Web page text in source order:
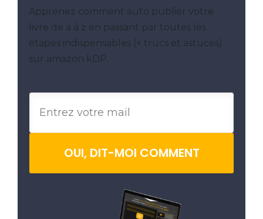
Apprenez comment auto publier votre
livre de a à z en passant par toutes les
étapes indispensables (+ trucs et astuces)
sur amazon kDP.
OUI, DIT-MOI COMMENT